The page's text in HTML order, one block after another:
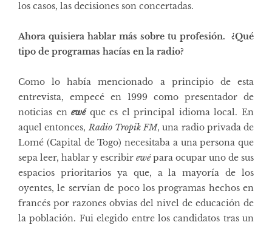
los casos, las decisiones son concertadas.
Ahora quisiera hablar más sobre tu profesión. ¿Qué
tipo de programas hacías en la radio?
Como lo había mencionado a principio de esta
entrevista, empecé en 1999 como presentador de
noticias enewéque es el principal idioma local. En
aquel entonces, Radio Tropik FM, una radio privada de
Lomé (Capital de Togo) necesitaba a una persona que
sepa leer, hablar y escribir ewépara ocupar uno de sus
espacios prioritarios ya que, a la mayoría de los
oyentes, le servían de poco los programas hechos en
francés por razones obvias del nivel de educación de
la población. Fui elegido entre los candidatos tras un